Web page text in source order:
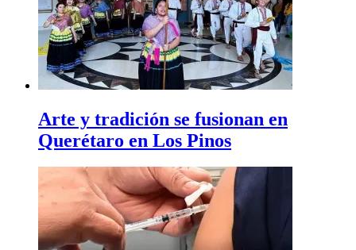
Arte y tradición se fusionan en
Querétaro en Los Pinos